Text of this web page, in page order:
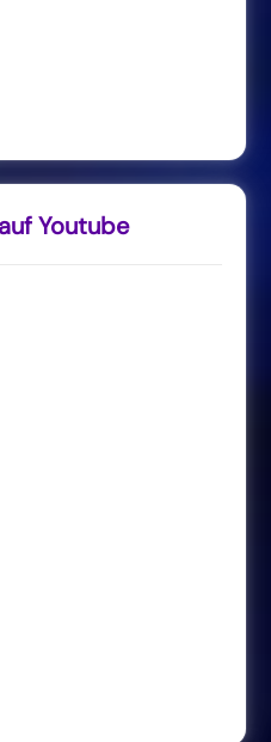
Youtube